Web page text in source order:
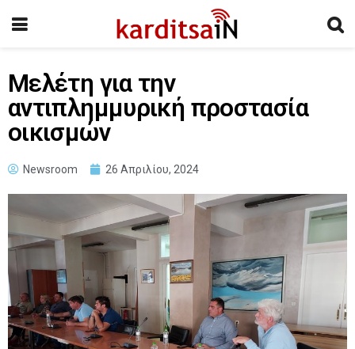
Μελέτη για την
αντιπλημμυρική προστασία
οικισμών
Newsroom 26 Απριλίου, 2024